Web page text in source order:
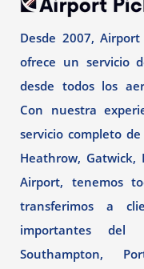
Desde 2007,
ofrece un servicio
desde todos los
Con nuestra
servicio completo
Heathrow, Gatwick,
Airport, tenemos
transferimos a
importantes del
Southampton,